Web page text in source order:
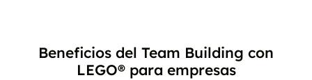
Beneficios del Team Building con
LEGO® para empresas